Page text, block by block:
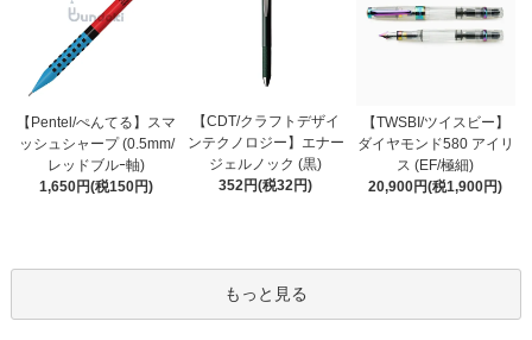
【Pentel/ぺんてる】スマ
ッシュシャープ (0.5mm/
レッドブルｰ軸)
1,650円(税150円)
【CDT/クラフトデザイ
ンテクノロジー】エナー
ジェルノック (黒)
352円(税32円)
【TWSBI/ツイスビー】
ダイヤモンド580 アイリ
ス (EF/極細)
20,900円(税1,900円)
もっと見る